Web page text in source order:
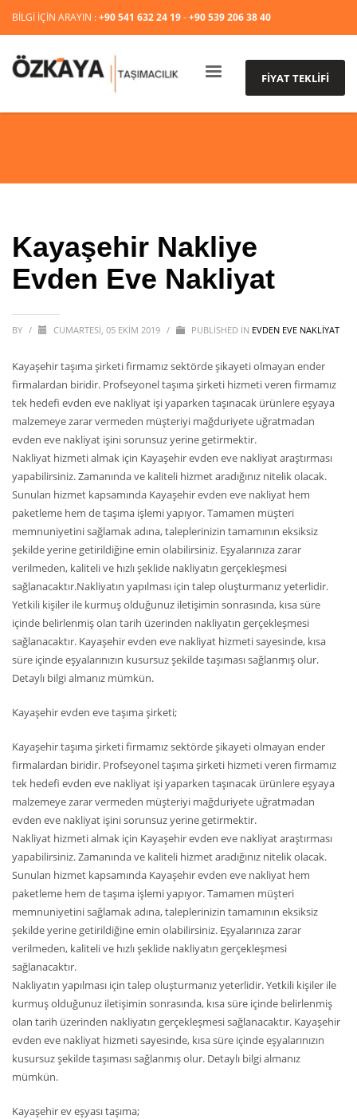
BİLGİ İÇİN ARAYIN :+90 541 632 24 19-+90 539 206 38 40
FİYAT TEKLİFİ
Kayaşehir Nakliye
Evden Eve Nakliyat
BY / CUMARTESI, 05 EKIM 2019 / PUBLISHED IN EVDEN EVE NAKLİYAT
Kayaşehir taşıma şirketi firmamız sektörde şikayeti olmayan ender
firmalardan biridir. Profseyonel taşıma şirketi hizmeti veren firmamız
tek hedefi evden eve nakliyat işi yaparken taşınacak ürünlere eşyaya
malzemeye zarar vermeden müşteriyi mağduriyete uğratmadan
evden eve nakliyat işini sorunsuz yerine getirmektir.
Nakliyat hizmeti almak için Kayaşehir evden eve nakliyat araştırması
yapabilirsiniz. Zamanında ve kaliteli hizmet aradığınız nitelik olacak.
Sunulan hizmet kapsamında Kayaşehir evden eve nakliyat hem
paketleme hem de taşıma işlemi yapıyor. Tamamen müşteri
memnuniyetini sağlamak adına, taleplerinizin tamamının eksiksiz
şekilde yerine getirildiğine emin olabilirsiniz. Eşyalarınıza zarar
verilmeden, kaliteli ve hızlı şeklide nakliyatın gerçekleşmesi
sağlanacaktır.Nakliyatın yapılması için talep oluşturmanız yeterlidir.
Yetkili kişiler ile kurmuş olduğunuz iletişimin sonrasında, kısa süre
içinde belirlenmiş olan tarih üzerinden nakliyatın gerçekleşmesi
sağlanacaktır. Kayaşehir evden eve nakliyat hizmeti sayesinde, kısa
süre içinde eşyalarınızın kusursuz şekilde taşıması sağlanmış olur.
Detaylı bilgi almanız mümkün.
Kayaşehir evden eve taşıma şirketi;
Kayaşehir taşıma şirketi firmamız sektörde şikayeti olmayan ender
firmalardan biridir. Profseyonel taşıma şirketi hizmeti veren firmamız
tek hedefi evden eve nakliyat işi yaparken taşınacak ürünlere eşyaya
malzemeye zarar vermeden müşteriyi mağduriyete uğratmadan
evden eve nakliyat işini sorunsuz yerine getirmektir.
Nakliyat hizmeti almak için Kayaşehir evden eve nakliyat araştırması
yapabilirsiniz. Zamanında ve kaliteli hizmet aradığınız nitelik olacak.
Sunulan hizmet kapsamında Kayaşehir evden eve nakliyat hem
paketleme hem de taşıma işlemi yapıyor. Tamamen müşteri
memnuniyetini sağlamak adına, taleplerinizin tamamının eksiksiz
şekilde yerine getirildiğine emin olabilirsiniz. Eşyalarınıza zarar
verilmeden, kaliteli ve hızlı şeklide nakliyatın gerçekleşmesi
sağlanacaktır.
Nakliyatın yapılması için talep oluşturmanız yeterlidir. Yetkili kişiler ile
kurmuş olduğunuz iletişimin sonrasında, kısa süre içinde belirlenmiş
olan tarih üzerinden nakliyatın gerçekleşmesi sağlanacaktır. Kayaşehir
evden eve nakliyat hizmeti sayesinde, kısa süre içinde eşyalarınızın
kusursuz şekilde taşıması sağlanmış olur. Detaylı bilgi almanız
mümkün.
Kayaşehir ev eşyası taşıma;